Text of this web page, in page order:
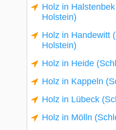
Holz in
Holstein)
Holz in Handewitt
Holstein)
Holz in Heide
Holz in Kappeln
Holz in Lübeck
Holz in Mölln